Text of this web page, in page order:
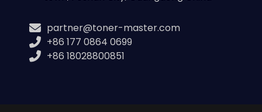
partner@toner-master.com
+86 177 0864 0699
+86 18028800851